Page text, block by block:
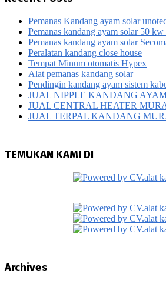
Pemanas Kandang ayam solar
Pemanas kandang ayam solar 50 kw
Pemanas kandang ayam solar
Peralatan kandang close house
Tempat Minum otomatis Hypex
Alat pemanas kandang solar
Pendingin kandang ayam sistem
JUAL NIPPLE KANDANG
JUAL CENTRAL HEATER
JUAL TERPAL KANDANG
TEMUKAN KAMI DI
Archives